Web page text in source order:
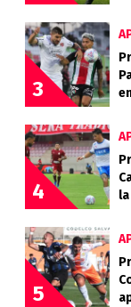
3
4
5